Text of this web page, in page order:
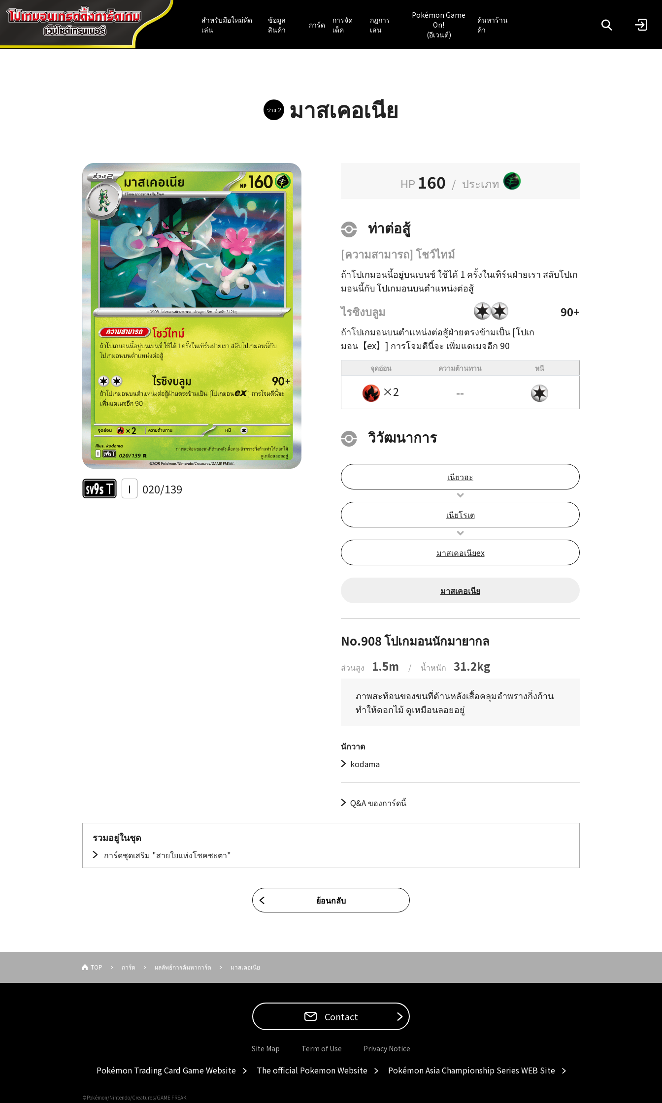
สำหรับมือใหม่หัด
เล่น
ข้อมูล
สินค้า
การ์ด
การจัด
เด็ค
กฎการ
เล่น
Pokémon Game
On!
(อีเวนต์)
ค้นหาร้าน
ค้า
ร่าง 2 มาสเคอเนีย
HP 160 / ประเภท
ท่าต่อสู้
[ความสามารถ] โชว์ไทม์
ถ้าโปเกมอนนี้อยู่บนเบนช์ ใช้ได้ 1 ครั้งในเทิร์นฝ่ายเรา สลับโปเก
มอนนี้กับ โปเกมอนบนตำแหน่งต่อสู้
ไรซิงบลูม 90+
ถ้าโปเกมอนบนตำแหน่งต่อสู้ฝ่ายตรงข้ามเป็น [โปเก
มอน【ex】] การโจมตีนี้จะ เพิ่มแดเมจอีก 90
จุดอ่อน ความต้านทาน หนี
×2 --
I 020/139
วิวัฒนาการ
เนียวฮะ
เนียโรเต
มาสเคอเนียex
มาสเคอเนีย
No.908 โปเกมอนนักมายากล
ส่วนสูง 1.5m / น้ำหนัก 31.2kg
ภาพสะท้อนของขนที่ด้านหลังเสื้อคลุมอำพรางกิ่งก้าน
ทำให้ดอกไม้ ดูเหมือนลอยอยู่
นักวาด
kodama
Q&A ของการ์ดนี้
รวมอยู่ในชุด
การ์ดชุดเสริม "สายใยแห่งโชคชะตา"
ย้อนกลับ
TOP การ์ด ผลลัพธ์การค้นหาการ์ด มาสเคอเนีย
Contact
Site Map Term of Use Privacy Notice
Pokémon Trading Card Game Website The official Pokemon Website Pokémon Asia Championship Series WEB Site
©Pokémon/Nintendo/Creatures/GAME FREAK